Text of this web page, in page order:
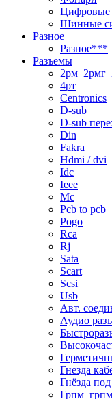
Цифровые
Шинные
Разное
Разное***
Разъемы
4рт
Centronics
D-sub
D-sub
Din
Fakra
Hdmi / dvi
Idc
Ieee
Mc
Pcb to pcb
Pogo
Rca
Rj
Sata
Scart
Scsi
Usb
Авт.
Аудио
Гнезда
Гнёзда